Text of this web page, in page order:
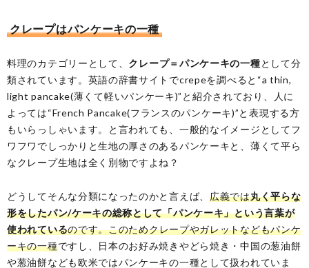
クレープはパンケーキの一種
料理のカテゴリーとして、 クレープ＝パンケーキの一種として分
類されています。英語の辞書サイトでcrepeを調べると“a thin,
light pancake(薄くて軽いパンケーキ)”と紹介されており、人に
よっては“French Pancake(フランスのパンケーキ)”と表現する方
もいらっしゃいます。と言われても、一般的なイメージとしてフ
ワフワでしっかりと生地の厚さのあるパンケーキと、薄くて平ら
なクレープ生地は全く別物ですよね？
どうしてそんな分類になったのかと言えば、 広義では丸く平らな
形をしたパン/ケーキの総称として「パンケーキ」という言葉が
使われているのです。このためクレープやガレットなどもパンケ
ーキの一種ですし、日本のお好み焼きやどら焼き・中国の葱油餅
や葱油餅なども欧米ではパンケーキの一種として扱われていま